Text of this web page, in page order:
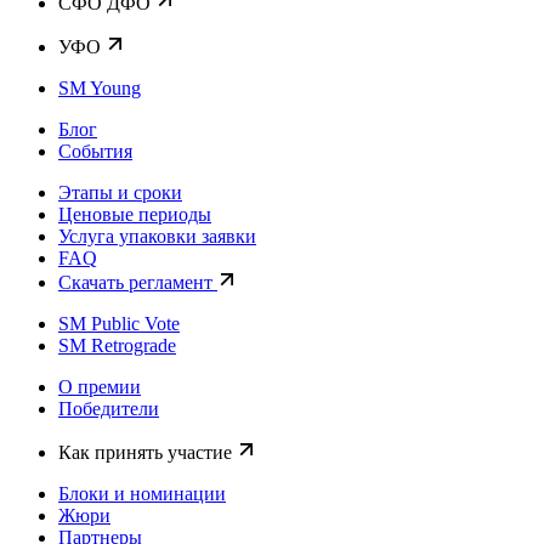
УФО
SM Young
Блог
События
Этапы и сроки
Ценовые периоды
Услуга упаковки заявки
FAQ
Скачать регламент
SM Public Vote
SM Retrograde
О премии
Победители
Как принять участие
Блоки и номинации
Жюри
Партнеры